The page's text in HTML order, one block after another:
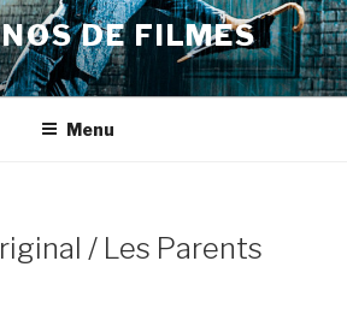
DE FILMES
Menu
/ Les Parents